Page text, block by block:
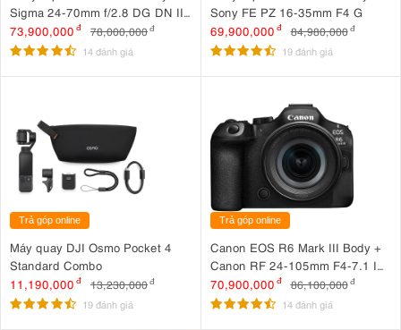
Sigma 24-70mm f/2.8 DG DN II
Art
73,900,000 đ 78,000,000đ
14 đánh giá
Sony FE PZ 16-35mm F4 G
69,900,000 đ 84,980,000 đ
19 đánh giá
Trả góp online
Máy quay DJI Osmo Pocket 4
Standard Combo
11,190,000 đ 13,230,000đ
19 đánh giá
Trả góp online
Canon EOS R6 Mark III Body +
Canon RF 24-105mm F4-7.1 IS
STM
70,900,000 đ 86,100,000 đ
14 đánh giá